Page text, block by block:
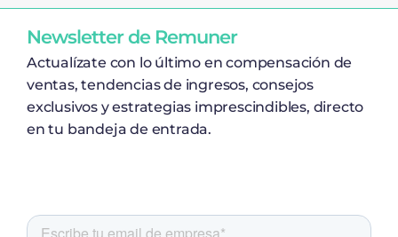
Newsletter de Remuner
Actualízate con lo último en compensación de
ventas, tendencias de ingresos, consejos
exclusivos y estrategias imprescindibles, directo
en tu bandeja de entrada.